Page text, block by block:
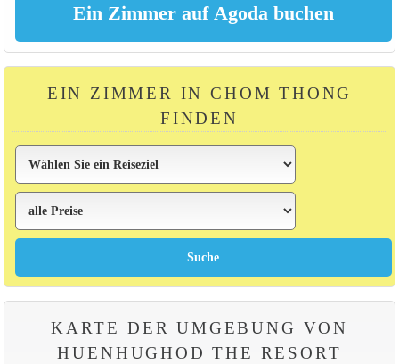
EIN ZIMMER IN CHOM THONG
FINDEN
KARTE DER UMGEBUNG VON
HUENHUGHOD THE RESORT